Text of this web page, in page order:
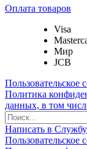
Оплата товаров
Visa
Мир
JCB
Пользовательское
Политика
данных, в том
Написать в
Пользовательское